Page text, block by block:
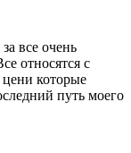
все очень
относятся с
которые
путь моего